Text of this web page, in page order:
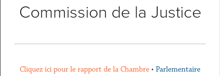
Commission de la Justice
Cliquez ici pour le rapport de la Chambre • Parlementaire